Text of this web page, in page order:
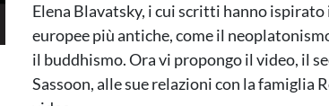
Elena Blavatsky, i cui scritti hanno
europee più antiche, come il
il buddhismo. Ora vi propongo il video, il
Sassoon, alle sue relazioni con la famiglia